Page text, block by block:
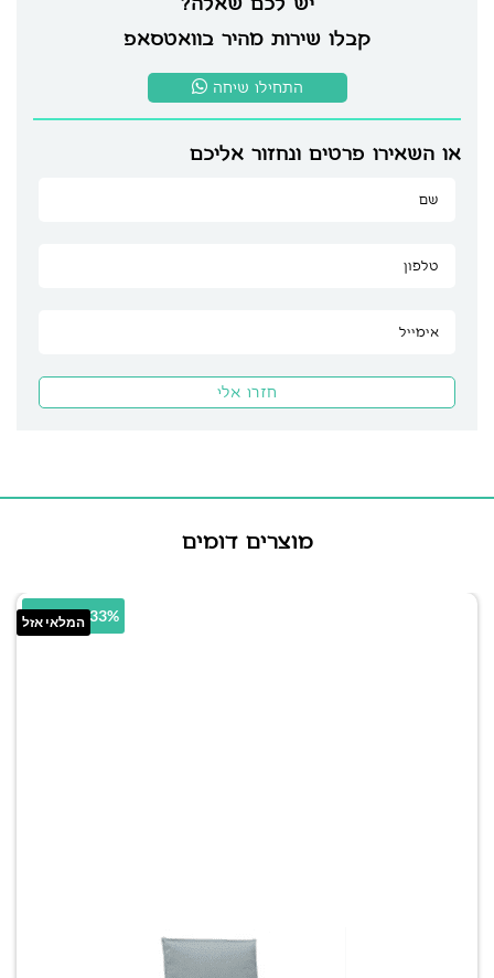
קבלו שירות מהיר בוואטסאפ
התחילו שיחה
או השאירו פרטים ונחזור אליכם
מוצרים דומים
המלאי אזל24.33% הנחה